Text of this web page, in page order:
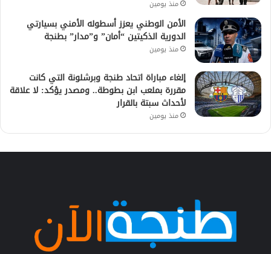
منذ يومين
الأمن الوطني يعزز أسطوله الأمني بسيارتي
الدورية الذكيتين “أمان” و”مدار” بطنجة
منذ يومين
إلغاء مباراة اتحاد طنجة وبرشلونة التي كانت
مقررة بملعب ابن بطوطة.. ومصدر يؤكد: لا علاقة
لأحداث سبتة بالقرار
منذ يومين